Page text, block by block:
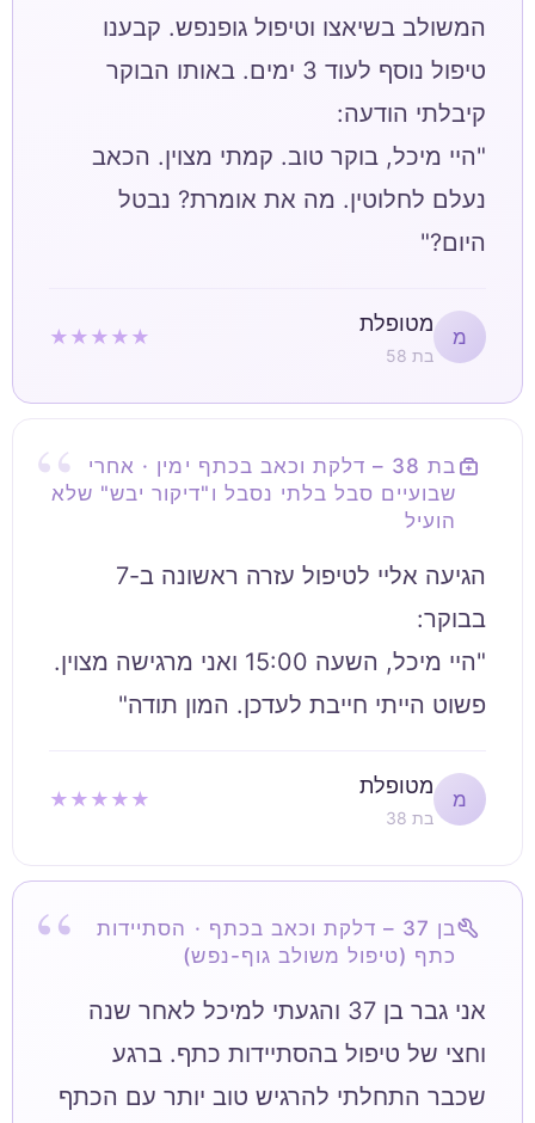
המשולב בשיאצו וטיפול גופנפש. קבענו
טיפול נוסף לעוד 3 ימים. באותו הבוקר
"היי מיכל, בוקר טוב. קמתי מצוין. הכאב
נעלם לחלוטין. מה את אומרת? נבטל
היום?"
מ
מטופלת
בת 58
★★★★★
בת 38 – דלקת וכאב בכתף ימין · אחרי
שבועיים סבל בלתי נסבל ו"דיקור יבש" שלא
הועיל
הגיעה אליי לטיפול עזרה ראשונה ב-7
"היי מיכל, השעה 15:00 ואני מרגישה מצוין.
פשוט הייתי חייבת לעדכן. המון תודה"
מ
מטופלת
בת 38
★★★★★
בן 37 – דלקת וכאב בכתף · הסתיידות
כתף (טיפול משולב גוף-נפש)
אני גבר בן 37 והגעתי למיכל לאחר שנה
וחצי של טיפול בהסתיידות כתף. ברגע
שכבר התחלתי להרגיש טוב יותר עם הכתף